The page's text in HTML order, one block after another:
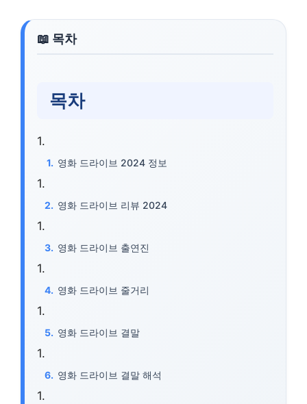
목차
영화 드라이브 2024 정보
영화 드라이브 리뷰 2024
영화 드라이브 출연진
영화 드라이브 줄거리
영화 드라이브 결말
영화 드라이브 결말 해석